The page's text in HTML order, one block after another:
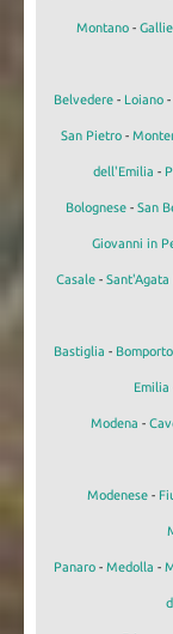
Montano-
Belvedere - Loiano -
San Pietro -
dell'Emilia -
Bolognese - San
Giovanni in
Casale- Sant'Agata
Bastiglia - Bomporto
Emilia
Modena -
Modenese -
Panaro - Medolla -